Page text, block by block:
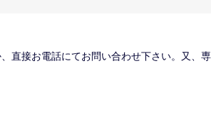
直接お電話にてお問い合わせ下さい。又、専